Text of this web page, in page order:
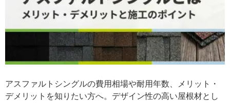
アスファルトシングルの費用相場や耐用年数、メリット・
デメリットを知りたい方へ。デザイン性の高い屋根材とし